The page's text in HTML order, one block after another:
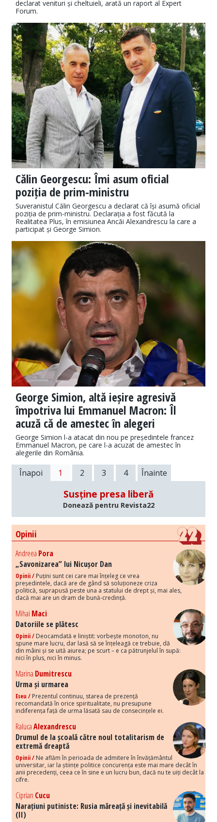
declarat venituri și cheltuieli, arată un raport al Expert
Forum.
Călin Georgescu: Îmi asum oficial
poziția de prim-ministru
Suveranistul Călin Georgescu a declarat că își asumă oficial
poziția de prim-ministru. Declarația a fost făcută la
Realitatea Plus, în emisiunea Ancăi Alexandrescu la care a
participat și George Simion.
George Simion, altă ieșire agresivă
împotriva lui Emmanuel Macron: Îl
acuză că de amestec în alegeri
George Simion l-a atacat din nou pe președintele francez
Emmanuel Macron, pe care l-a acuzat de amestec în
alegerile din România.
Înapoi 1 2 3 4 Înainte
Susține presa liberă
Donează pentru Revista22
Opinii
Andreea Pora
„Savonizarea” lui Nicușor Dan
Opinii / Puțini sunt cei care mai înțeleg ce vrea
președintele, dacă are de gând să soluționeze criza
politică, suprapusă peste una a statului de drept și, mai ales,
dacă mai are un dram de bună-credință.
Mihai Maci
Datoriile se plătesc
Opinii / Deocamdată e liniștit: vorbește monoton, nu
spune mare lucru, dar lasă să se înțeleagă ce trebuie, dă
din mâini și se uită aiurea; pe scurt – e ca pătrunjelul în supă:
nici în plus, nici în minus.
Marina Dumitrescu
Urma și urmarea
Eseu / Prezentul continuu, starea de prezență
recomandată în orice spiritualitate, nu presupune
indiferența față de urma lăsată sau de consecințele ei.
RalucaAlexandrescu
Drumul de la școală către noul totalitarism de
extremă dreaptă
Opinii / Ne aflăm în perioada de admitere în învățământul
universitar, iar la științe politice concurența este mai mare decât în
anii precedenți, ceea ce în sine e un lucru bun, dacă nu te uiți decât la
cifre.
Ciprian Cucu
Narațiuni putiniste: Rusia măreață și inevitabilă
(II)